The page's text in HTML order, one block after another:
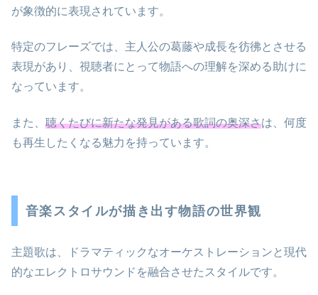
が象徴的に表現されています。
特定のフレーズでは、主人公の葛藤や成長を彷彿とさせる
表現があり、視聴者にとって物語への理解を深める助けに
なっています。
また、 聴くたびに新たな発見がある歌詞の奥深さは、何度
も再生したくなる魅力を持っています。
音楽スタイルが描き出す物語の世界観
主題歌は、ドラマティックなオーケストレーションと現代
的なエレクトロサウンドを融合させたスタイルです。